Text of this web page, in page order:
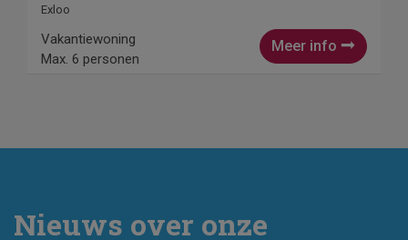
Exloo
Meer info
Vakantiewoning
Max. 6 personen
Nieuws over onze